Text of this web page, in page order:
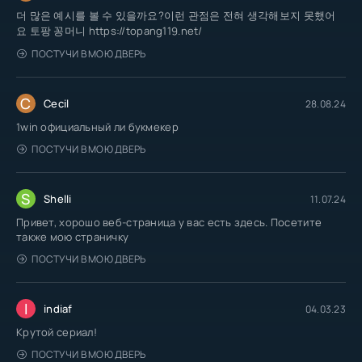
더 많은 예시를 볼 수 있을까요?이런 관점은 전혀 생각해보지 못했어
요 토팡 꽁머니 https://topang119.net/
ПОСТУЧИ В МОЮ ДВЕРЬ
C Cecil 28.08.24
1win официальный ли букмекер
ПОСТУЧИ В МОЮ ДВЕРЬ
S Shelli 11.07.24
Привет, хорошо веб-страница у вас есть здесь. Посетите
также мою страничку
ПОСТУЧИ В МОЮ ДВЕРЬ
I indiaf 04.03.23
Крутой сериал!
ПОСТУЧИ В МОЮ ДВЕРЬ